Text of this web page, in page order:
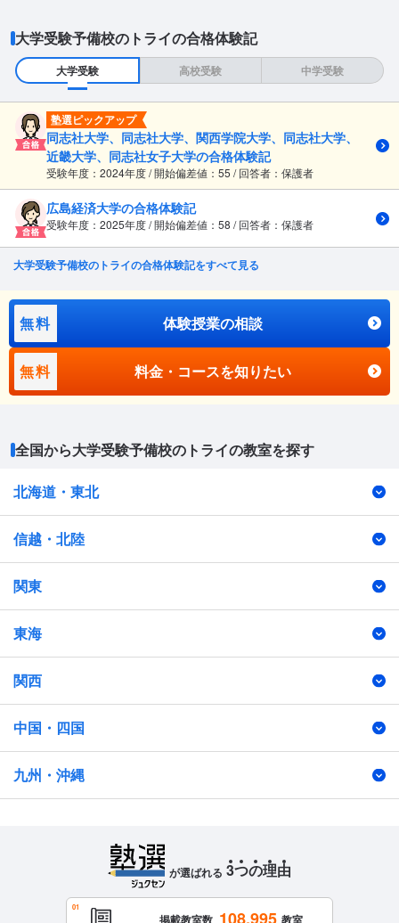
大学受験予備校のトライの合格体験記
大学受験 高校受験 中学受験
塾選ピックアップ
同志社大学、同志社大学、関西学院大学、同志社大学、
近畿大学、同志社女子大学の合格体験記
受験年度：2024年度 / 開始偏差値：55 / 回答者：保護者
広島経済大学の合格体験記
受験年度：2025年度 / 開始偏差値：58 / 回答者：保護者
大学受験予備校のトライの合格体験記をすべて見る
無料 体験授業の相談
無料 料金・コースを知りたい
全国から大学受験予備校のトライの教室を探す
北海道・東北
信越・北陸
関東
東海
関西
中国・四国
九州・沖縄
が選ばれる 3つの理由
掲載教室数 教室